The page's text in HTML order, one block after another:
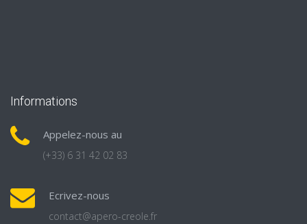
Informations
Appelez-nous au
(+33) 6 31 42 02 83
Ecrivez-nous
contact@apero-creole.fr